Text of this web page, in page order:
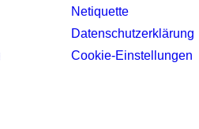
Netiquette
Datenschutzerklärung
Cookie-Einstellungen